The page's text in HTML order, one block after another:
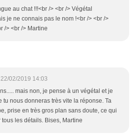
au chat !!!<br /> <br /> Végétal
je ne connais pas le nom !<br /> <br />
/> <br /> Martine
22/02/2019 14:03
mais non, je pense à un végétal et je
tu nous donneras très vite la réponse. Ta
prise en très gros plan sans doute, ce qui
les détails. Bises, Martine